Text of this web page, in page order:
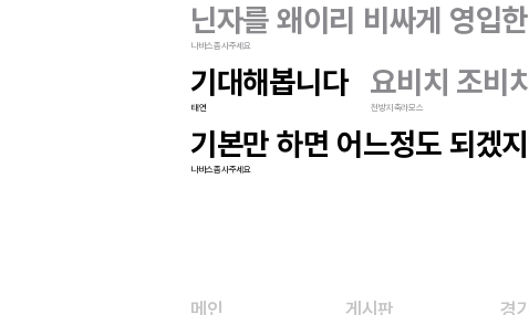
닌자를 왜이리 비싸게 영입
나바스좀사주세요
기대해봅니다
태연
요비치 조비
천방지축라모스
기본만 하면 어느정도 되겠
나바스좀사주세요
메인 게시판 경기